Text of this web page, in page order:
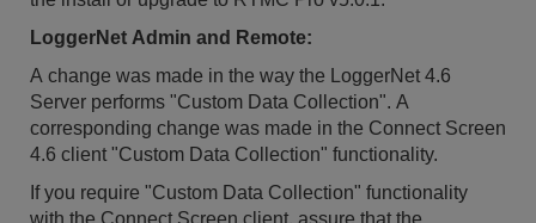
LoggerNet Admin and Remote:
A change was made in the way the LoggerNet 4.6
Server performs "Custom Data Collection". A
corresponding change was made in the Connect Screen
4.6 client "Custom Data Collection" functionality.
If you require "Custom Data Collection" functionality
with the Connect Screen client, assure that the